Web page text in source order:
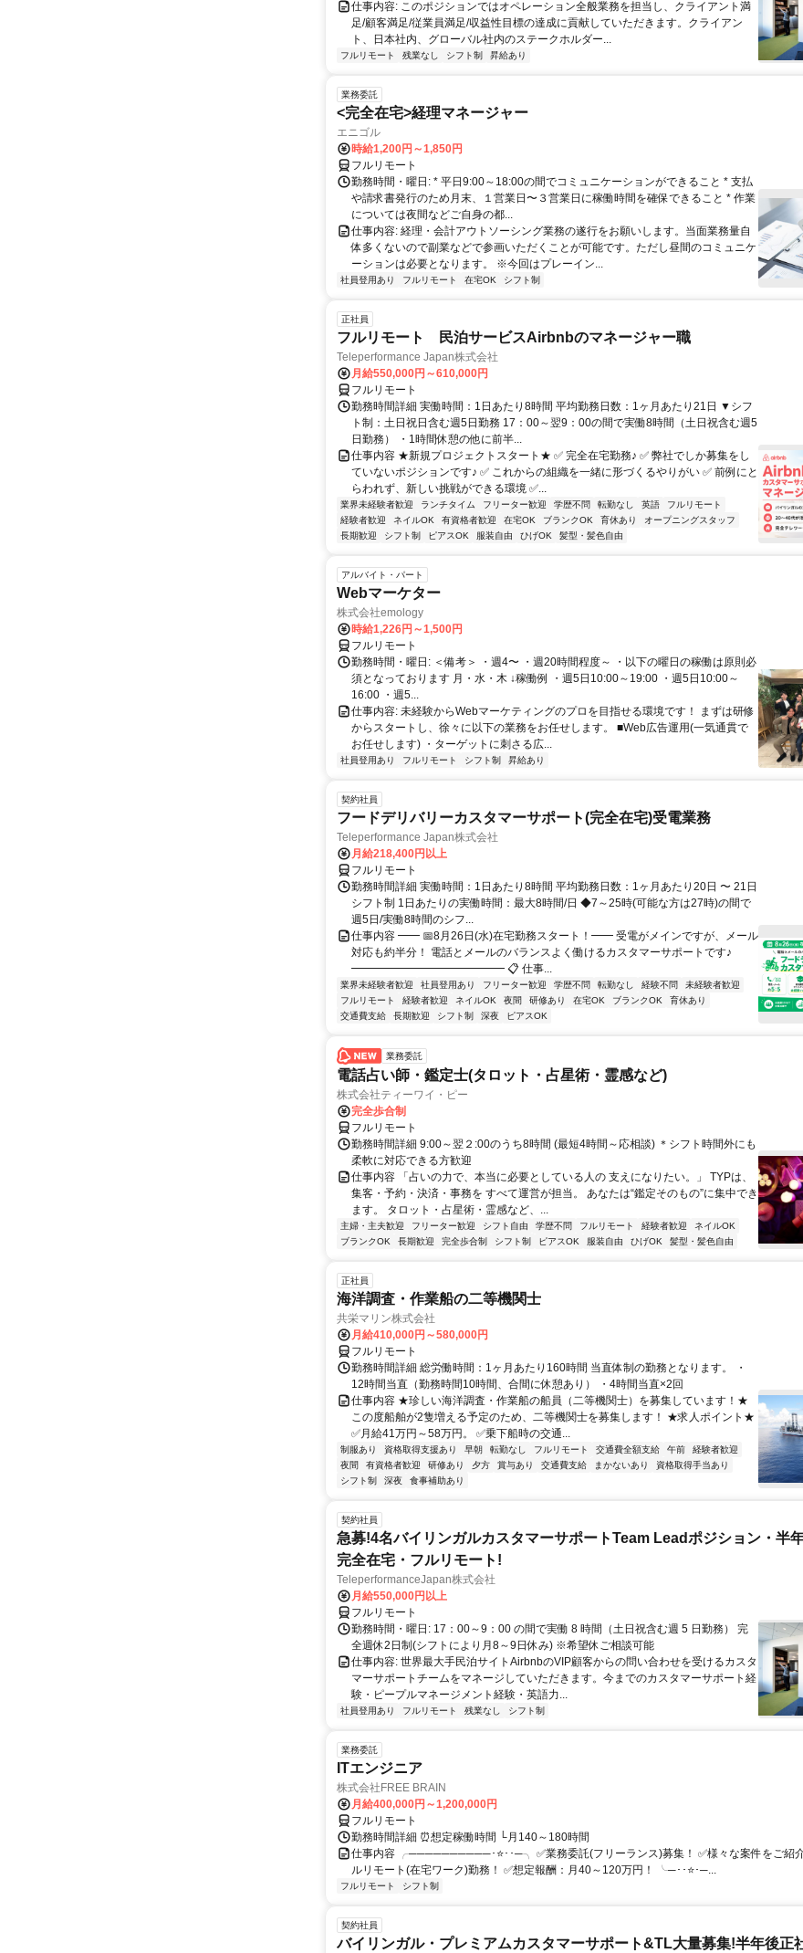
仕事内容: このポジションではオペレーション全般業務を担当し、クライアント満
足/顧客満足/従業員満足/収益性目標の達成に貢献していただきます。クライアン
ト、日本社内、グローバル社内のステークホルダー...
フルリモート 残業なし シフト制 昇給あり
業務委託
<完全在宅>経理マネージャー
エニゴル
時給1,200円～1,850円
フルリモート
勤務時間・曜日: * 平日9:00～18:00の間でコミュニケーションができること * 支払
や請求書発行のため月末、１営業日〜３営業日に稼働時間を確保できること * 作業
については夜間などご自身の都...
仕事内容: 経理・会計アウトソーシング業務の遂行をお願いします。当面業務量自
体多くないので副業などで参画いただくことが可能です。ただし昼間のコミュニケ
ーションは必要となります。 ※今回はプレーイン...
社員登用あり フルリモート 在宅OK シフト制
正社員
フルリモート 民泊サービスAirbnbのマネージャー職
Teleperformance Japan株式会社
月給550,000円～610,000円
フルリモート
勤務時間詳細 実働時間：1日あたり8時間 平均勤務日数：1ヶ月あたり21日 ▼シフ
ト制：土日祝日含む週5日勤務 17：00～翌9：00の間で実働8時間（土日祝含む週5
日勤務） ・1時間休憩の他に前半...
仕事内容 ★新規プロジェクトスタート★ ✅ 完全在宅勤務♪ ✅ 弊社でしか募集をし
ていないポジションです♪ ✅ これからの組織を一緒に形づくるやりがい ✅ 前例にと
らわれず、新しい挑戦ができる環境 ✅...
業界未経験者歓迎 ランチタイム フリーター歓迎 学歴不問 転勤なし 英語
フルリモート
経験者歓迎
ネイルOK 有資格者歓迎 在宅OK ブランクOK 育休あり
オープニングスタッフ
長期歓迎
シフト制 ピアスOK 服装自由 ひげOK 髪型・髪色自由
アルバイト・パート
Webマーケター
株式会社emology
時給1,226円～1,500円
フルリモート
勤務時間・曜日: ＜備考＞ ・週4〜 ・週20時間程度～ ・以下の曜日の稼働は原則必
須となっております 月・水・木 ↓稼働例 ・週5日10:00～19:00 ・週5日10:00～
16:00 ・週5...
仕事内容: 未経験からWebマーケティングのプロを目指せる環境です！ まずは研修
からスタートし、徐々に以下の業務をお任せします。 ■Web広告運用(一気通貫で
お任せします) ・ターゲットに刺さる広...
社員登用あり フルリモート シフト制 昇給あり
契約社員
フードデリバリーカスタマーサポート(完全在宅)受電業務
Teleperformance Japan株式会社
月給218,400円以上
フルリモート
勤務時間詳細 実働時間：1日あたり8時間 平均勤務日数：1ヶ月あたり20日 〜 21日
シフト制 1日あたりの実働時間：最大8時間/日 ◆7～25時(可能な方は27時)の間で
週5日/実働8時間のシフ...
仕事内容 ━━ 📅8月26日(水)在宅勤務スタート！━━ 受電がメインですが、メール
対応も約半分！ 電話とメールのバランスよく働けるカスタマーサポートです♪
━━━━━━━━━━━━━━ 📋 仕事...
業界未経験者歓迎 社員登用あり フリーター歓迎 学歴不問 転勤なし 経験不問
未経験者歓迎
フルリモート
経験者歓迎 ネイルOK 夜間 研修あり 在宅OK ブランクOK
育休あり
交通費支給
長期歓迎 シフト制 深夜 ピアスOK
業務委託
電話占い師・鑑定士(タロット・占星術・霊感など)
株式会社ティーワイ・ピー
完全歩合制
フルリモート
勤務時間詳細 9:00～翌２:00のうち8時間 (最短4時間～応相談) ＊シフト時間外にも
柔軟に対応できる方歓迎
仕事内容 「占いの力で、本当に必要としている人の 支えになりたい。」 TYPは、
集客・予約・決済・事務を すべて運営が担当。 あなたは“鑑定そのもの”に集中でき
ます。 タロット・占星術・霊感など、...
主婦・主夫歓迎 フリーター歓迎 シフト自由 学歴不問 フルリモート 経験者歓迎
ネイルOK
ブランクOK
長期歓迎 完全歩合制 シフト制 ピアスOK 服装自由 ひげOK 髪型・髪色自由
正社員
海洋調査・作業船の二等機関士
共栄マリン株式会社
月給410,000円～580,000円
フルリモート
勤務時間詳細 総労働時間：1ヶ月あたり160時間 当直体制の勤務となります。 ・
12時間当直（勤務時間10時間、合間に休憩あり） ・4時間当直×2回
仕事内容 ★珍しい海洋調査・作業船の船員（二等機関士）を募集しています！★
この度船舶が2隻増える予定のため、二等機関士を募集します！ ★求人ポイント★
✅月給41万円～58万円。 ✅乗下船時の交通...
制服あり 資格取得支援あり 早朝 転勤なし フルリモート 交通費全額支給 午前
経験者歓迎
夜間
有資格者歓迎 研修あり 夕方 賞与あり 交通費支給 まかないあり
資格取得手当あり
シフト制
深夜 食事補助あり
契約社員
急募!4名バイリンガルカスタマーサポートTeam Leadポジション・半
完全在宅・フルリモート!
TeleperformanceJapan株式会社
月給550,000円以上
フルリモート
勤務時間・曜日: 17：00～9：00 の間で実働 8 時間（土日祝含む週 5 日勤務） 完
全週休2日制(シフトにより月8～9日休み) ※希望休ご相談可能
仕事内容: 世界最大手民泊サイトAirbnbのVIP顧客からの問い合わせを受けるカスタ
マーサポートチームをマネージしていただきます。今までのカスタマーサポート経
験・ピープルマネージメント経験・英語力...
社員登用あり フルリモート 残業なし シフト制
業務委託
ITエンジニア
株式会社FREE BRAIN
月給400,000円～1,200,000円
フルリモート
勤務時間詳細 ⏰想定稼働時間 └月140～180時間
仕事内容 ╭──────────･⭐･･─╮ ✅業務委託(フリーランス)募集！ ✅様々な案件をご紹
ルリモート(在宅ワーク)勤務！ ✅想定報酬：月40～120万円！ ╰─･･⭐･─...
フルリモート シフト制
契約社員
バイリンガル・プレミアムカスタマーサポート&TL大量募集!半年後正